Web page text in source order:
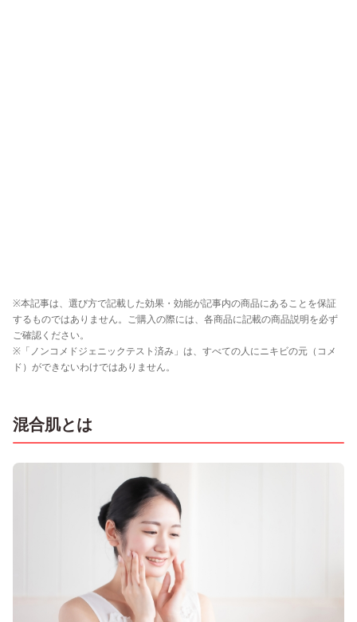
※本記事は、選び方で記載した効果・効能が記事内の商品にあることを保証
するものではありません。ご購入の際には、各商品に記載の商品説明を必ず
ご確認ください。
※「ノンコメドジェニックテスト済み」は、すべての人にニキビの元（コメ
ド）ができないわけではありません。
混合肌とは